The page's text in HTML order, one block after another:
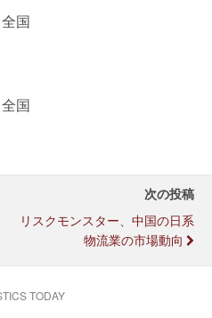
国
国
次の投稿
リスクモンスター、中国の日系
物流業の市場動向
TODAY